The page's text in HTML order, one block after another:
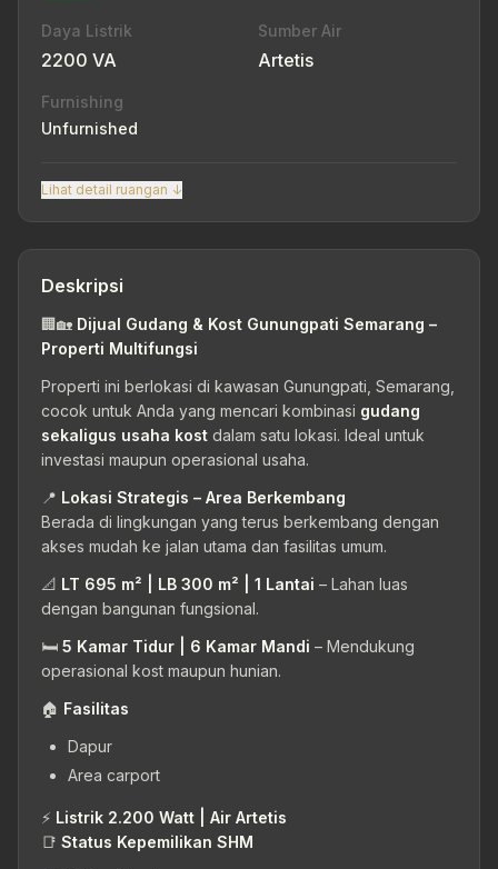
Daya Listrik
2200 VA
Sumber Air
Artetis
Furnishing
Unfurnished
Lihat detail ruangan ↓
Deskripsi
🏢🏡 Dijual Gudang & Kost Gunungpati Semarang –
Properti Multifungsi
Properti ini berlokasi di kawasan Gunungpati, Semarang,
cocok untuk Anda yang mencari kombinasi gudang
sekaligus usaha kost dalam satu lokasi. Ideal untuk
investasi maupun operasional usaha.
📍 Lokasi Strategis – Area Berkembang
Berada di lingkungan yang terus berkembang dengan
akses mudah ke jalan utama dan fasilitas umum.
📐 LT 695 m² | LB 300 m² | 1 Lantai – Lahan luas
dengan bangunan fungsional.
🛏 5 Kamar Tidur | 6 Kamar Mandi – Mendukung
operasional kost maupun hunian.
🏠 Fasilitas
Dapur
Area carport
⚡ Listrik 2.200 Watt | Air Artetis
📑 Status Kepemilikan SHM